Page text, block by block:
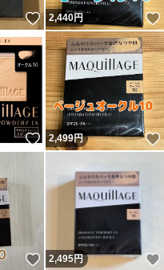
いいね！
2,440円
いいね！
2,499円
いいね！
2,495円